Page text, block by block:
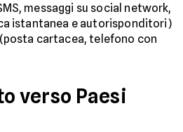
messaggi su social network,
istantanea e autorisponditori)
cartacea, telefono con
verso Paesi